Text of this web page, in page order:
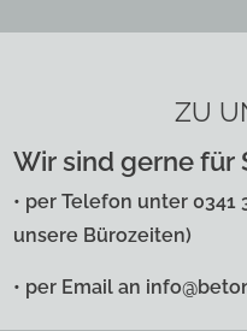
ZU
Wir sind gerne für
• per Telefon unter 0341
unsere Bürozeiten)
• per Email an